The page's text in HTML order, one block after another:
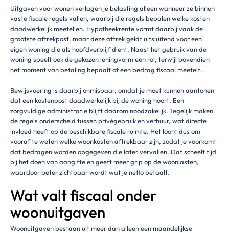
Uitgaven voor wonen verlagen je belasting alleen wanneer ze binnen
vaste fiscale regels vallen, waarbij die regels bepalen welke kosten
daadwerkelijk meetellen. Hypotheekrente vormt daarbij vaak de
grootste aftrekpost, maar deze aftrek geldt uitsluitend voor een
eigen woning die als hoofdverblijf dient. Naast het gebruik van de
woning speelt ook de gekozen leningvorm een rol, terwijl bovendien
het moment van betaling bepaalt of een bedrag fiscaal meetelt.
Bewijsvoering is daarbij onmisbaar, omdat je moet kunnen aantonen
dat een kostenpost daadwerkelijk bij de woning hoort. Een
zorgvuldige administratie blijft daarom noodzakelijk. Tegelijk maken
de regels onderscheid tussen privégebruik en verhuur, wat directe
invloed heeft op de beschikbare fiscale ruimte. Het loont dus om
vooraf te weten welke woonkosten aftrekbaar zijn, zodat je voorkomt
dat bedragen worden opgegeven die later vervallen. Dat scheelt tijd
bij het doen van aangifte en geeft meer grip op de woonlasten,
waardoor beter zichtbaar wordt wat je netto betaalt.
Wat valt fiscaal onder
woonuitgaven
Woonuitgaven bestaan uit meer dan alleen een maandelijkse